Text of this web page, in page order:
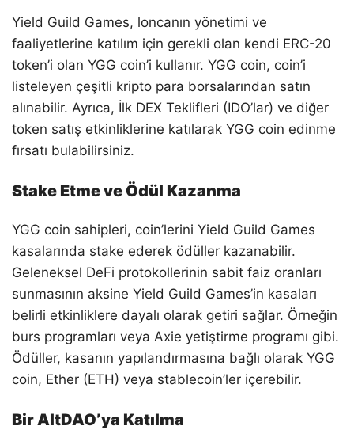
Yield Guild Games, loncanın yönetimi ve
faaliyetlerine katılım için gerekli olan kendi ERC-20
token’i olan YGG coin’i kullanır. YGG coin, coin’i
listeleyen çeşitli kripto para borsalarından satın
alınabilir. Ayrıca, İlk DEX Teklifleri (IDO’lar) ve diğer
token satış etkinliklerine katılarak YGG coin edinme
fırsatı bulabilirsiniz.
Stake Etme ve Ödül Kazanma
YGG coin sahipleri, coin’lerini Yield Guild Games
kasalarında stake ederek ödüller kazanabilir.
Geleneksel DeFi protokollerinin sabit faiz oranları
sunmasının aksine Yield Guild Games’in kasaları
belirli etkinliklere dayalı olarak getiri sağlar. Örneğin
burs programları veya Axie yetiştirme programı gibi.
Ödüller, kasanın yapılandırmasına bağlı olarak YGG
coin, Ether (ETH) veya stablecoin’ler içerebilir.
Bir AltDAO’ya Katılma